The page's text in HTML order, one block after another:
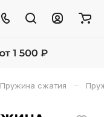
Пружина сжатия –